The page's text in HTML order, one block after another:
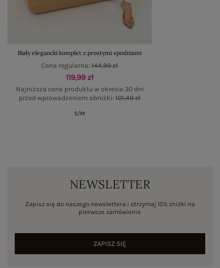
Biały elegancki komplet z prostymi spodniami
119,99 zł
Najniższa cena produktu w okresie 30 dni
przed wprowadzeniem obniżki:101,49 zł
Cena regularna:144,99 zł
S/M
NEWSLETTER
Zapisz się do naszego newslettera i otrzymaj 15% zniżki na
pierwsze zamówienie
ZAPISZ SIĘ